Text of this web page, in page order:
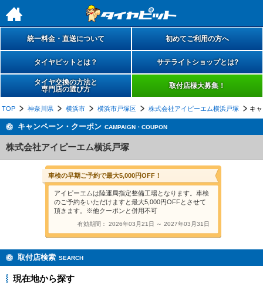
h
統一料金・直送について 初めてご利用の方へ
タイヤピットとは？ サテライトショップとは?
タイヤ交換の方法と
専門店の選び方
取付店様大募集！
TOP 神奈川県 横浜市 横浜市戸塚区 株式会社アイピーエム横浜戸塚 キ
キャンペーン・クーポン CAMPAIGN・COUPON
株式会社アイピーエム横浜戸塚
車検の早期ご予約で最大5,000円OFF！
アイピーエムは陸運局指定整備工場となります。車検
のご予約をいただけますと最大5,000円OFFとさせて
頂きます。※他クーポンと併用不可
有効期間： 2026年03月21日 ～ 2027年03月31日
取付店検索 SEARCH
現在地から探す